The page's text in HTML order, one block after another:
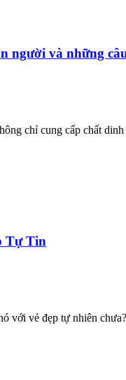
người và những
chỉ cung cấp chất
Tự Tin
với vẻ đẹp tự nhiên